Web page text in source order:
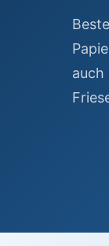
auch